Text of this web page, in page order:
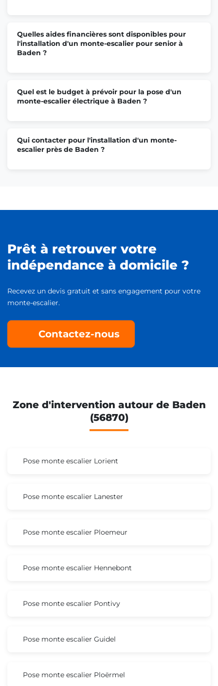
Quelles aides financières sont disponibles pour
l'installation d'un monte-escalier pour senior à
Baden ?
Quel est le budget à prévoir pour la pose d'un
monte-escalier électrique à Baden ?
Qui contacter pour l'installation d'un monte-
escalier près de Baden ?
Prêt à retrouver votre
indépendance à domicile ?
Recevez un devis gratuit et sans engagement pour votre
monte-escalier.
Contactez-nous
Zone d'intervention autour de Baden
(56870)
Pose monte escalier Lorient
Pose monte escalier Lanester
Pose monte escalier Ploemeur
Pose monte escalier Hennebont
Pose monte escalier Pontivy
Pose monte escalier Guidel
Pose monte escalier Ploërmel